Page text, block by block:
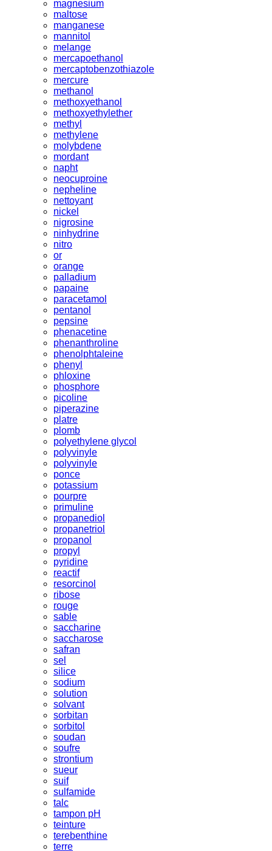
magnesium
maltose
manganese
mannitol
melange
mercapoethanol
mercaptobenzothiazole
mercure
methanol
methoxyethanol
methoxyethylether
methyl
methylene
molybdene
mordant
napht
neocuproine
nepheline
nettoyant
nickel
nigrosine
ninhydrine
nitro
or
orange
palladium
papaine
paracetamol
pentanol
pepsine
phenacetine
phenanthroline
phenolphtaleine
phenyl
phloxine
phosphore
picoline
piperazine
platre
plomb
polyethylene glycol
polyvinyle
polyvinyle
ponce
potassium
pourpre
primuline
propanediol
propanetriol
propanol
propyl
pyridine
reactif
resorcinol
ribose
rouge
sable
saccharine
saccharose
safran
sel
silice
sodium
solution
solvant
sorbitan
sorbitol
soudan
soufre
strontium
sueur
suif
sulfamide
talc
tampon pH
teinture
terebenthine
terre